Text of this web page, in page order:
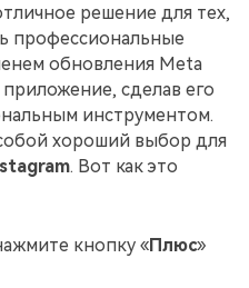
решение для тех,
профессиональные
обновления Meta
сделав его
инструментом.
хороший выбор для
. Вот как это
кнопку «Плюс»